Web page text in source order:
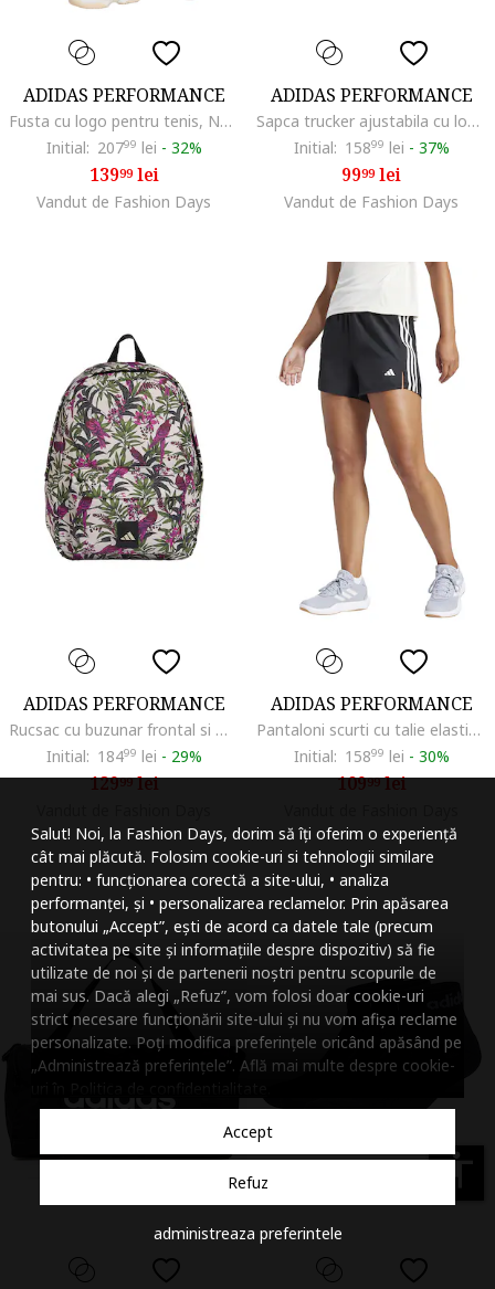
Salut! Noi, la Fashion Days, dorim să îți oferim o experiență
cât mai plăcută. Folosim cookie-uri si tehnologii similare
pentru: • funcționarea corectă a site-ului, • analiza
performanței, și • personalizarea reclamelor. Prin apăsarea
butonului „Accept”, ești de acord ca datele tale (precum
activitatea pe site și informațiile despre dispozitiv) să fie
utilizate de noi și de partenerii noștri pentru scopurile de
mai sus. Dacă alegi „Refuz”, vom folosi doar cookie-uri
strict necesare funcționării site-ului și nu vom afișa reclame
personalizate. Poți modifica preferințele oricând apăsând pe
„Administrează preferințele”. Află mai multe despre cookie-
Accept
Refuz
administreaza preferintele
ADIDAS PERFORMANCE
Fusta cu logo pentru tenis, Negru
Initial: 20799 lei - 32%
13999lei
Vandut de Fashion Days
ADIDAS PERFORMANCE
Sapca trucker ajustabila cu logo pentru fitness, Negru/Alb optic
Initial: 15899 lei - 37%
9999lei
Vandut de Fashion Days
ADIDAS PERFORMANCE
Rucsac cu buzunar frontal si model, Verde/Alb fildes/Fucsia
Initial: 18499 lei - 29%
12999lei
ADIDAS PERFORMANCE
Pantaloni scurti cu talie elastica pentru antrenament, Negru
Initial: 15899 lei - 30%
10999lei
accessibility
Micsoreaza
Mareste spatierea
Micsoreaza
Mareste inaltimea
Micsoreaza
Inverseaza culorile
Nuante de gri
Cursor mare
Subliniaza link-urile